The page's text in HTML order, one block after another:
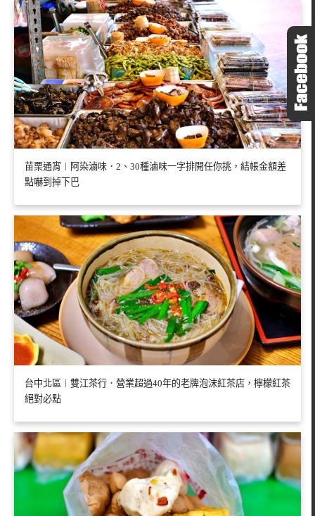
苗栗通宵︱阿染滷味．2、30種滷味一字排開任你挑，結帳金額差
點嚇到掉下巴
台中北區︱雙江茶行．營業超過40年的老牌泡沫紅茶店，檸檬紅茶
絕對必點